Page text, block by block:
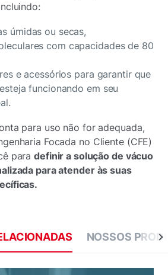
úmidas ou secas,
com capacidades de 80
e acessórios para garantir que
funcionando em seu
para uso não for adequada,
Focada no Cliente (CFE)
paradefinir a solução de vácuo
para atender às suas
NOSSOS